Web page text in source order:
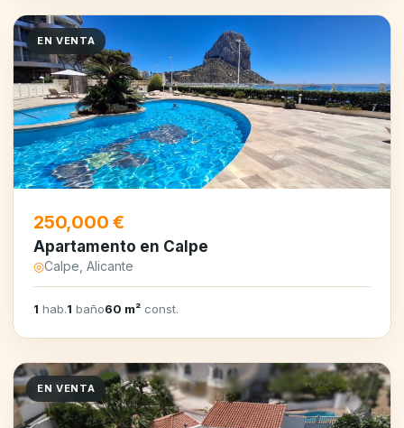
EN VENTA
250,000 €
Apartamento en Calpe
◎Calpe, Alicante
1 hab.1 baño60 m² const.
EN VENTA